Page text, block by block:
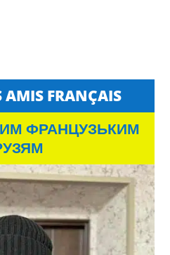
AMIS FRANÇAIS
ФРАНЦУЗЬКИМ